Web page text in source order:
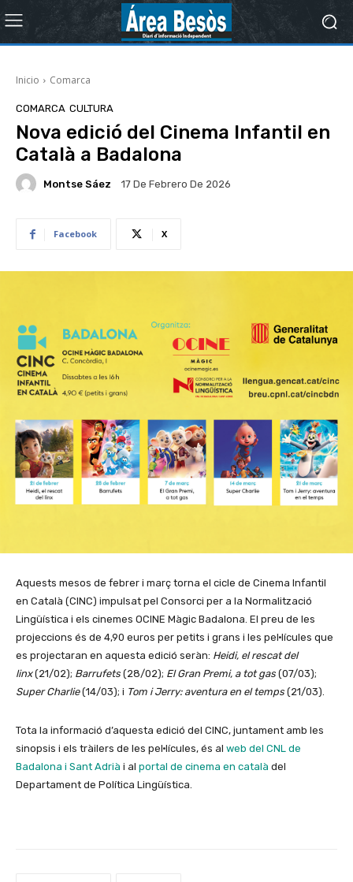
Inicio Comarca
COMARCA CULTURA
Nova edició del Cinema Infantil en
Català a Badalona
Montse Sáez 17 De Febrero De 2026
Facebook X
Aquests mesos de febrer i març torna el cicle de Cinema Infantil
en Català (CINC) impulsat pel Consorci per a la Normalització
Lingüística i els cinemes OCINE Màgic Badalona. El preu de les
projeccions és de 4,90 euros per petits i grans i les pel·lícules que
es projectaran en aquesta edició seràn: Heidi, el rescat del
linx(21/02); Barrufets (28/02); El Gran Premi, a tot gas (07/03);
Super Charlie(14/03); i Tom i Jerry: aventura en el temps (21/03).
Tota la informació d’aquesta edició del CINC, juntament amb les
sinopsis i els tràilers de les pel·lícules, és al web del CNL de
Badalona i Sant Adrià i al portal de cinema en català del
Departament de Política Lingüística.